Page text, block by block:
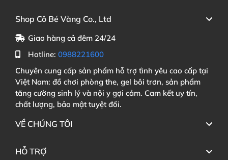
Shop Cô Bé Vàng Co., Ltd
Giao hàng cả đêm 24/24
Hotline: 0988221600
Chuyên cung cấp sản phẩm hỗ trợ tình yêu cao cấp tại
Việt Nam: đồ chơi phòng the, gel bôi trơn, sản phẩm
tăng cường sinh lý và nội y gợi cảm. Cam kết uy tín,
chất lượng, bảo mật tuyệt đối.
VỀ CHÚNG TÔI
HỖ TRỢ